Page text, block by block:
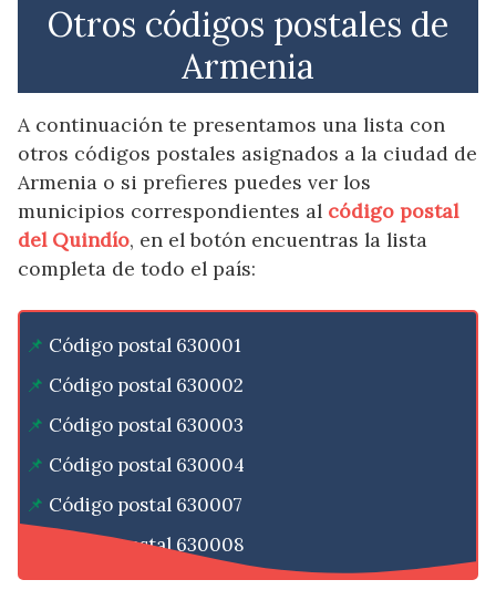
Otros códigos postales de
Armenia
A continuación te presentamos una lista con
otros códigos postales asignados a la ciudad de
Armenia o si prefieres puedes ver los
municipios correspondientes al código postal
del Quindío, en el botón encuentras la lista
completa de todo el país:
Código postal 630001
Código postal 630002
Código postal 630003
Código postal 630004
Código postal 630007
Código postal 630008